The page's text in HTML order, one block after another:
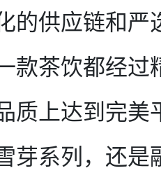
的供应链和严
款茶饮都经过
质上达到完美
芽系列，还是